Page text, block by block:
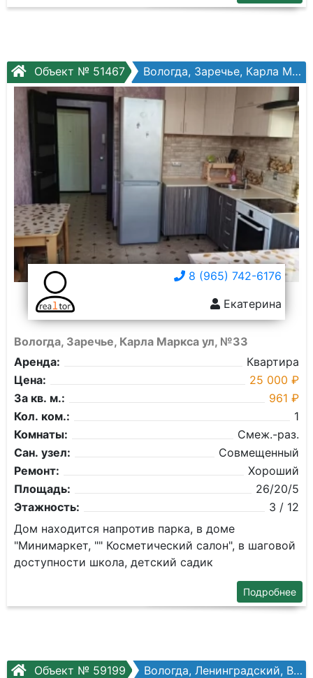
Объект № 51467 Вологда, Заречье, Карла Маркса ул, №33
8 (965) 742-6176
Екатерина
Вологда, Заречье, Карла Маркса ул, №33
Аренда:
Квартира
Цена:
25 000 ₽
За кв. м.:
961 ₽
Кол. ком.:
1
Комнаты:
Смеж.-раз.
Сан. узел:
Совмещенный
Ремонт:
Хороший
Площадь:
26/20/5
Этажность:
3 / 12
Дом находится напротив парка, в доме
"Минимаркет, "" Косметический салон", в шаговой
доступности школа, детский садик
Подробнее
Объект № 59199 Вологда, Ленинградский, Возрождения ул, №86а